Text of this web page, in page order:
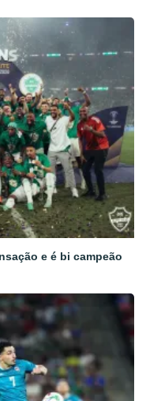
e é bi campeão